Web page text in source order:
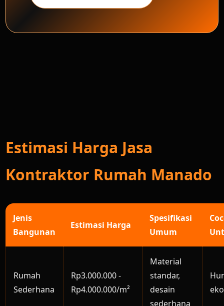
Estimasi Harga Jasa
Kontraktor Rumah Manado
Jenis
Bangunan
Estimasi Harga
Spesifikasi
Umum
Rumah
Sederhana
Rp3.000.000 -
Rp4.000.000/m²
Material
standar,
desain
sederhana